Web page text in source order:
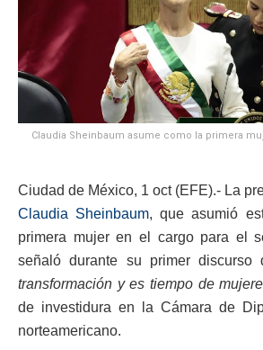
Claudia Sheinbaum asume como la primera
Ciudad de México, 1 oct (EFE).- La
Claudia Sheinbaum, que asumió
primera mujer en el cargo para el
señaló durante su primer discurso
transformación y es tiempo de
de investidura en la Cámara de
norteamericano.